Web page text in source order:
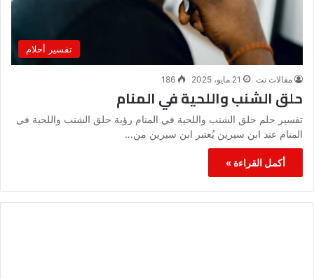
تفسير أحلام
مقالات نت 21 مايو، 2025 186
حلق الشنب واللحية في المنام
تفسير حلم حلق الشنب واللحية في المنام رؤية حلق الشنب واللحية في
المنام عند ابن سيرين يُعتبر ابن سيرين من…
أكمل القراءة »